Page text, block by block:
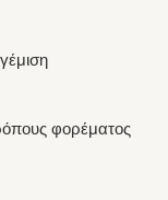
φορέματος